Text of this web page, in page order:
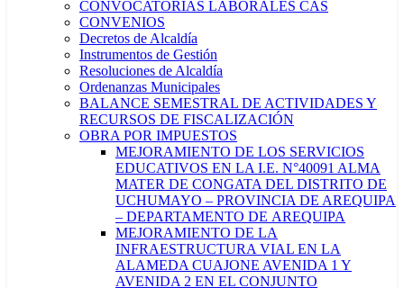
CONVOCATORIAS LABORALES CAS
CONVENIOS
Decretos de Alcaldía
Instrumentos de Gestión
Resoluciones de Alcaldía
Ordenanzas Municipales
BALANCE SEMESTRAL DE ACTIVIDADES Y
RECURSOS DE FISCALIZACIÓN
OBRA POR IMPUESTOS
MEJORAMIENTO DE LOS SERVICIOS
EDUCATIVOS EN LA I.E. N°40091 ALMA
MATER DE CONGATA DEL DISTRITO DE
UCHUMAYO – PROVINCIA DE AREQUIPA
– DEPARTAMENTO DE AREQUIPA
MEJORAMIENTO DE LA
INFRAESTRUCTURA VIAL EN LA
ALAMEDA CUAJONE AVENIDA 1 Y
AVENIDA 2 EN EL CONJUNTO